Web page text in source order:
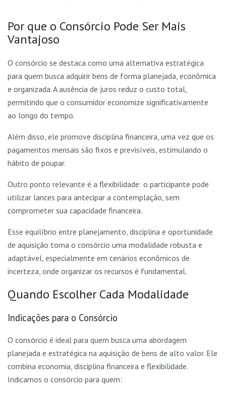
Por que o Consórcio Pode Ser Mais
Vantajoso
O consórcio se destaca como uma alternativa estratégica
para quem busca adquirir bens de forma planejada, econômica
e organizada. A ausência de juros reduz o custo total,
permitindo que o consumidor economize significativamente
ao longo do tempo.
Além disso, ele promove disciplina financeira, uma vez que os
pagamentos mensais são fixos e previsíveis, estimulando o
hábito de poupar.
Outro ponto relevante é a flexibilidade: o participante pode
utilizar lances para antecipar a contemplação, sem
comprometer sua capacidade financeira.
Esse equilíbrio entre planejamento, disciplina e oportunidade
de aquisição torna o consórcio uma modalidade robusta e
adaptável, especialmente em cenários econômicos de
incerteza, onde organizar os recursos é fundamental.
Quando Escolher Cada Modalidade
Indicações para o Consórcio
O consórcio é ideal para quem busca uma abordagem
planejada e estratégica na aquisição de bens de alto valor. Ele
combina economia, disciplina financeira e flexibilidade.
Indicamos o consórcio para quem: